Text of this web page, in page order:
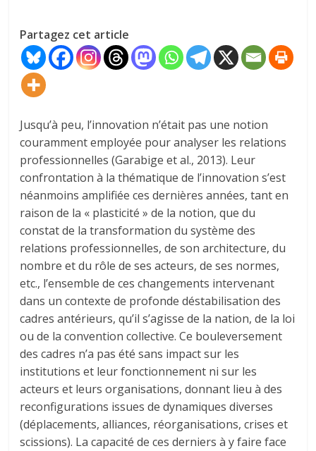
Partagez cet article
Jusqu’à peu, l’innovation n’était pas une notion
couramment employée pour analyser les relations
professionnelles (Garabige et al., 2013). Leur
confrontation à la thématique de l’innovation s’est
néanmoins amplifiée ces dernières années, tant en
raison de la « plasticité » de la notion, que du
constat de la transformation du système des
relations professionnelles, de son architecture, du
nombre et du rôle de ses acteurs, de ses normes,
etc., l’ensemble de ces changements intervenant
dans un contexte de profonde déstabilisation des
cadres antérieurs, qu’il s’agisse de la nation, de la loi
ou de la convention collective. Ce bouleversement
des cadres n’a pas été sans impact sur les
institutions et leur fonctionnement ni sur les
acteurs et leurs organisations, donnant lieu à des
reconfigurations issues de dynamiques diverses
(déplacements, alliances, réorganisations, crises et
scissions). La capacité de ces derniers à y faire face